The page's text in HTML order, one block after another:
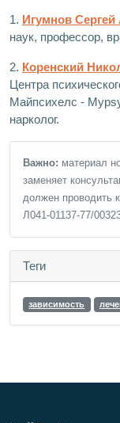
1. Игумнов
наук, профессор,
2. Коренский
Центра
Майпсихелс -
нарколог.
Важно: материал
заменяет
должен проводить
Л041-01137-77/
Теги
зависимость